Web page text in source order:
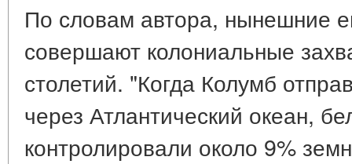
По словам автора, нынешние
совершают колониальные
столетий. "Когда Колумб
через Атлантический океан,
контролировали около 9%